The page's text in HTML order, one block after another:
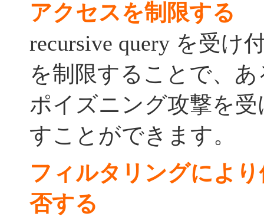
アクセスを制限する
recursive query を受け
を制限することで、
ポイズニング攻撃を
すことができます。
フィルタリングによ
否する